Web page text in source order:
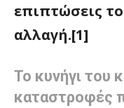
επιπτώσεις
αλλαγή.[1]
Το κυνήγι του
καταστροφές